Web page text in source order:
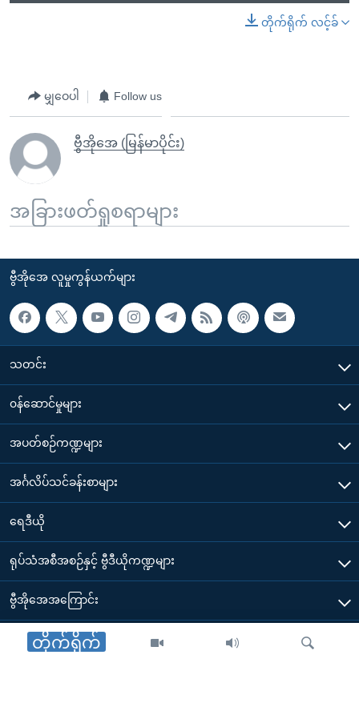
တိုက်ရိုက်
တိုက်ရိုက် လင့်ခ်
မျှဝေပါ Follow us
ဗွီအိုအေ (မြန်မာပိုင်း)
အခြားဖတ်ရှုစရာများ
ဗွီအိုအေ လူမှုကွန်ယက်များ
သတင်း
၀န်ဆောင်မှုများ
အပတ်စဉ်ကဏ္ဍများ
အင်္ဂလိပ်သင်ခန်းစာများ
ရေဒီယို
ရုပ်သံအစီအစဉ်နှင့် ဗွီဒီယိုကဏ္ဍများ
ဗွီအိုအေအကြောင်း
ဗွီအိုအေ မိုဘိုင်းလ်အက်ပ်များ ဒေါင်းလုတ်ယူရန်